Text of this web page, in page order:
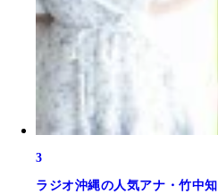
3
ラジオ沖縄の人気アナ・竹中